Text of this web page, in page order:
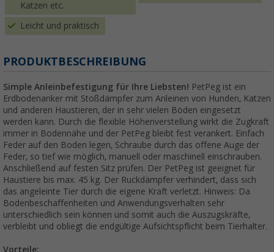
Katzen etc.
Leicht und praktisch
PRODUKTBESCHREIBUNG
Simple Anleinbefestigung für Ihre Liebsten! PetPeg ist ein
Erdbodenanker mit Stoßdämpfer zum Anleinen von Hunden, Katzen
und anderen Haustieren, der in sehr vielen Böden eingesetzt
werden kann. Durch die flexible Höhenverstellung wirkt die Zugkraft
immer in Bodennähe und der PetPeg bleibt fest verankert. Einfach
Feder auf den Boden legen, Schraube durch das offene Auge der
Feder, so tief wie möglich, manuell oder maschinell einschrauben.
Anschließend auf festen Sitz prüfen. Der PetPeg ist geeignet für
Haustiere bis max. 45 kg. Der Ruckdämpfer verhindert, dass sich
das angeleinte Tier durch die eigene Kraft verletzt. Hinweis: Da
Bodenbeschaffenheiten und Anwendungsverhalten sehr
unterschiedlich sein können und somit auch die Auszugskräfte,
verbleibt und obliegt die endgültige Aufsichtspflicht beim Tierhalter.
Vorteile: